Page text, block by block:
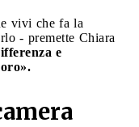
vivi che fa la
- premette Chiara
e